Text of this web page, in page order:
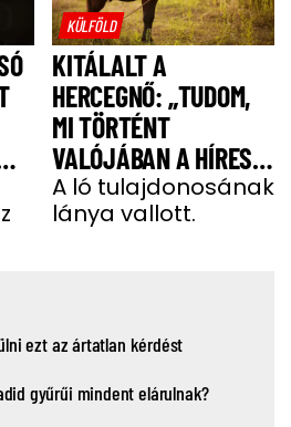
KÜLFÖLD
KITÁLALT A
HERCEGNŐ: „TUDOM,
MI TÖRTÉNT
VALÓJÁBAN A HÍRES
SHERGAR CSŐDÖRREL”
A ló tulajdonosának
lánya vallott.
ezt az ártatlan kérdést
gyűrűi mindent elárulnak?